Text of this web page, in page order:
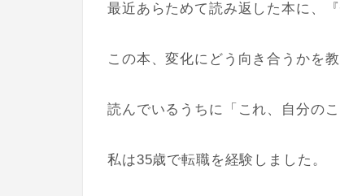
最近あらためて読み返した本に、
この本、変化にどう向き合うかを
読んでいるうちに「これ、自分の
私は35歳で転職を経験しました。